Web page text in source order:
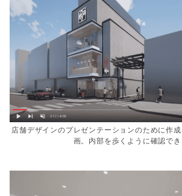
店舗デザインのプレゼンテーションのために作
画。内部を歩くように確認で